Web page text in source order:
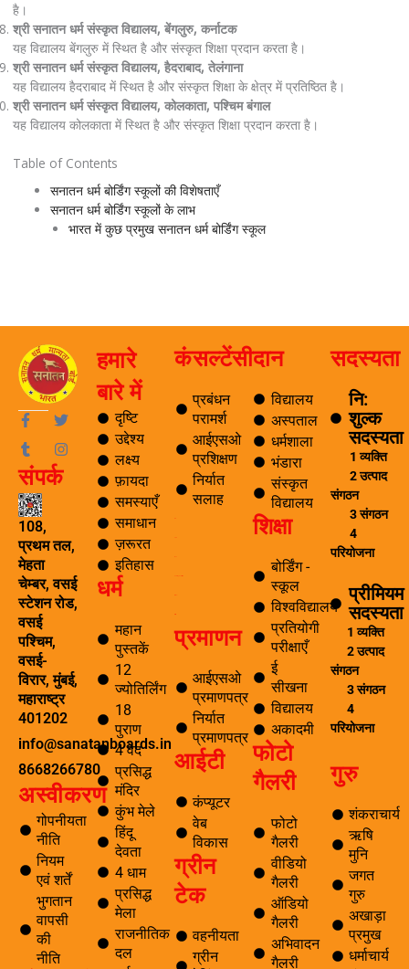
है।
श्री सनातन धर्म संस्कृत विद्यालय, बेंगलुरु, कर्नाटक
यह विद्यालय बेंगलुरु में स्थित है और संस्कृत शिक्षा प्रदान करता है।
श्री सनातन धर्म संस्कृत विद्यालय, हैदराबाद, तेलंगाना
यह विद्यालय हैदराबाद में स्थित है और संस्कृत शिक्षा के क्षेत्र में प्रतिष्ठित है।
श्री सनातन धर्म संस्कृत विद्यालय, कोलकाता, पश्चिम बंगाल
यह विद्यालय कोलकाता में स्थित है और संस्कृत शिक्षा प्रदान करता है।
Table of Contents
सनातन धर्म बोर्डिंग स्कूलों की विशेषताएँ
सनातन धर्म बोर्डिंग स्कूलों के लाभ
भारत में कुछ प्रमुख सनातन धर्म बोर्डिंग स्कूल
F
a
c
e
b
o
o
k
-
f
T
i
t
T
u
m
b
l
r
I
s
a
m
संपर्क
108,
प्रथम तल,
मेहता
चेम्बर, वसई
स्टेशन रोड,
वसई
पश्चिम,
वसई-
विरार, मुंबई,
महाराष्ट्र
401202
info@sanatanboards.in
8668266780
अस्वीकरण
गोपनीयता
नीति
नियम
एवं शर्तें
भुगतान
वापसी
की
नीति
हमारे
बारे में
दृष्टि
उद्देश्य
लक्ष्य
फ़ायदा
समस्याएँ
समाधान
ज़रूरत
इतिहास
धर्म
महान
पुस्तकें
12
ज्योतिर्लिंग
18
पुराण
4 वेद
प्रसिद्ध
मंदिर
कुंभ मेले
हिंदू
देवता
4 धाम
प्रसिद्ध
मेला
राजनीतिक
दल
कंसल्टेंसी
प्रबंधन
परामर्श
आईएसओ
प्रशिक्षण
निर्यात
सलाह
प्रमाणन
आईएसओ
प्रमाणपत्र
निर्यात
प्रमाणपत्र
आईटी
कंप्यूटर
वेब
विकास
ग्रीन
टेक
वहनीयता
ग्रीन
दान
विद्यालय
अस्पताल
धर्मशाला
भंडारा
संस्कृत
विद्यालय
शिक्षा
बोर्डिंग -
स्कूल
विश्वविद्यालय
प्रतियोगी
परीक्षाएँ
ई
सीखना
विद्यालय
अकादमी
फोटो
गैलरी
फोटो
गैलरी
वीडियो
गैलरी
ऑडियो
गैलरी
अभिवादन
गैलरी
सदस्यता
नि:
शुल्क
सदस्यता
1 व्यक्ति
2 उत्पाद
संगठन
3 संगठन
4
परियोजना
प्रीमियम
सदस्यता
1 व्यक्ति
2 उत्पाद
संगठन
3 संगठन
4
परियोजना
गुरु
शंकराचार्य
ऋषि
मुनि
जगत
गुरु
अखाड़ा
प्रमुख
धर्माचार्य